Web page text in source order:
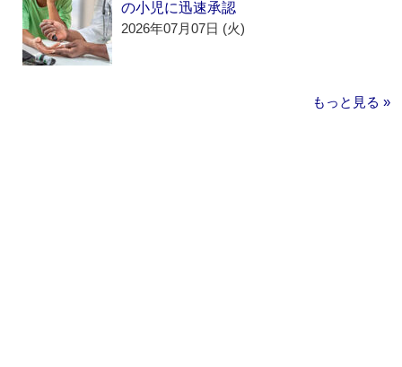
の小児に迅速承認
2026年07月07日 (火)
もっと見る »